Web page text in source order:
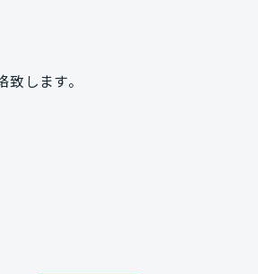
します。